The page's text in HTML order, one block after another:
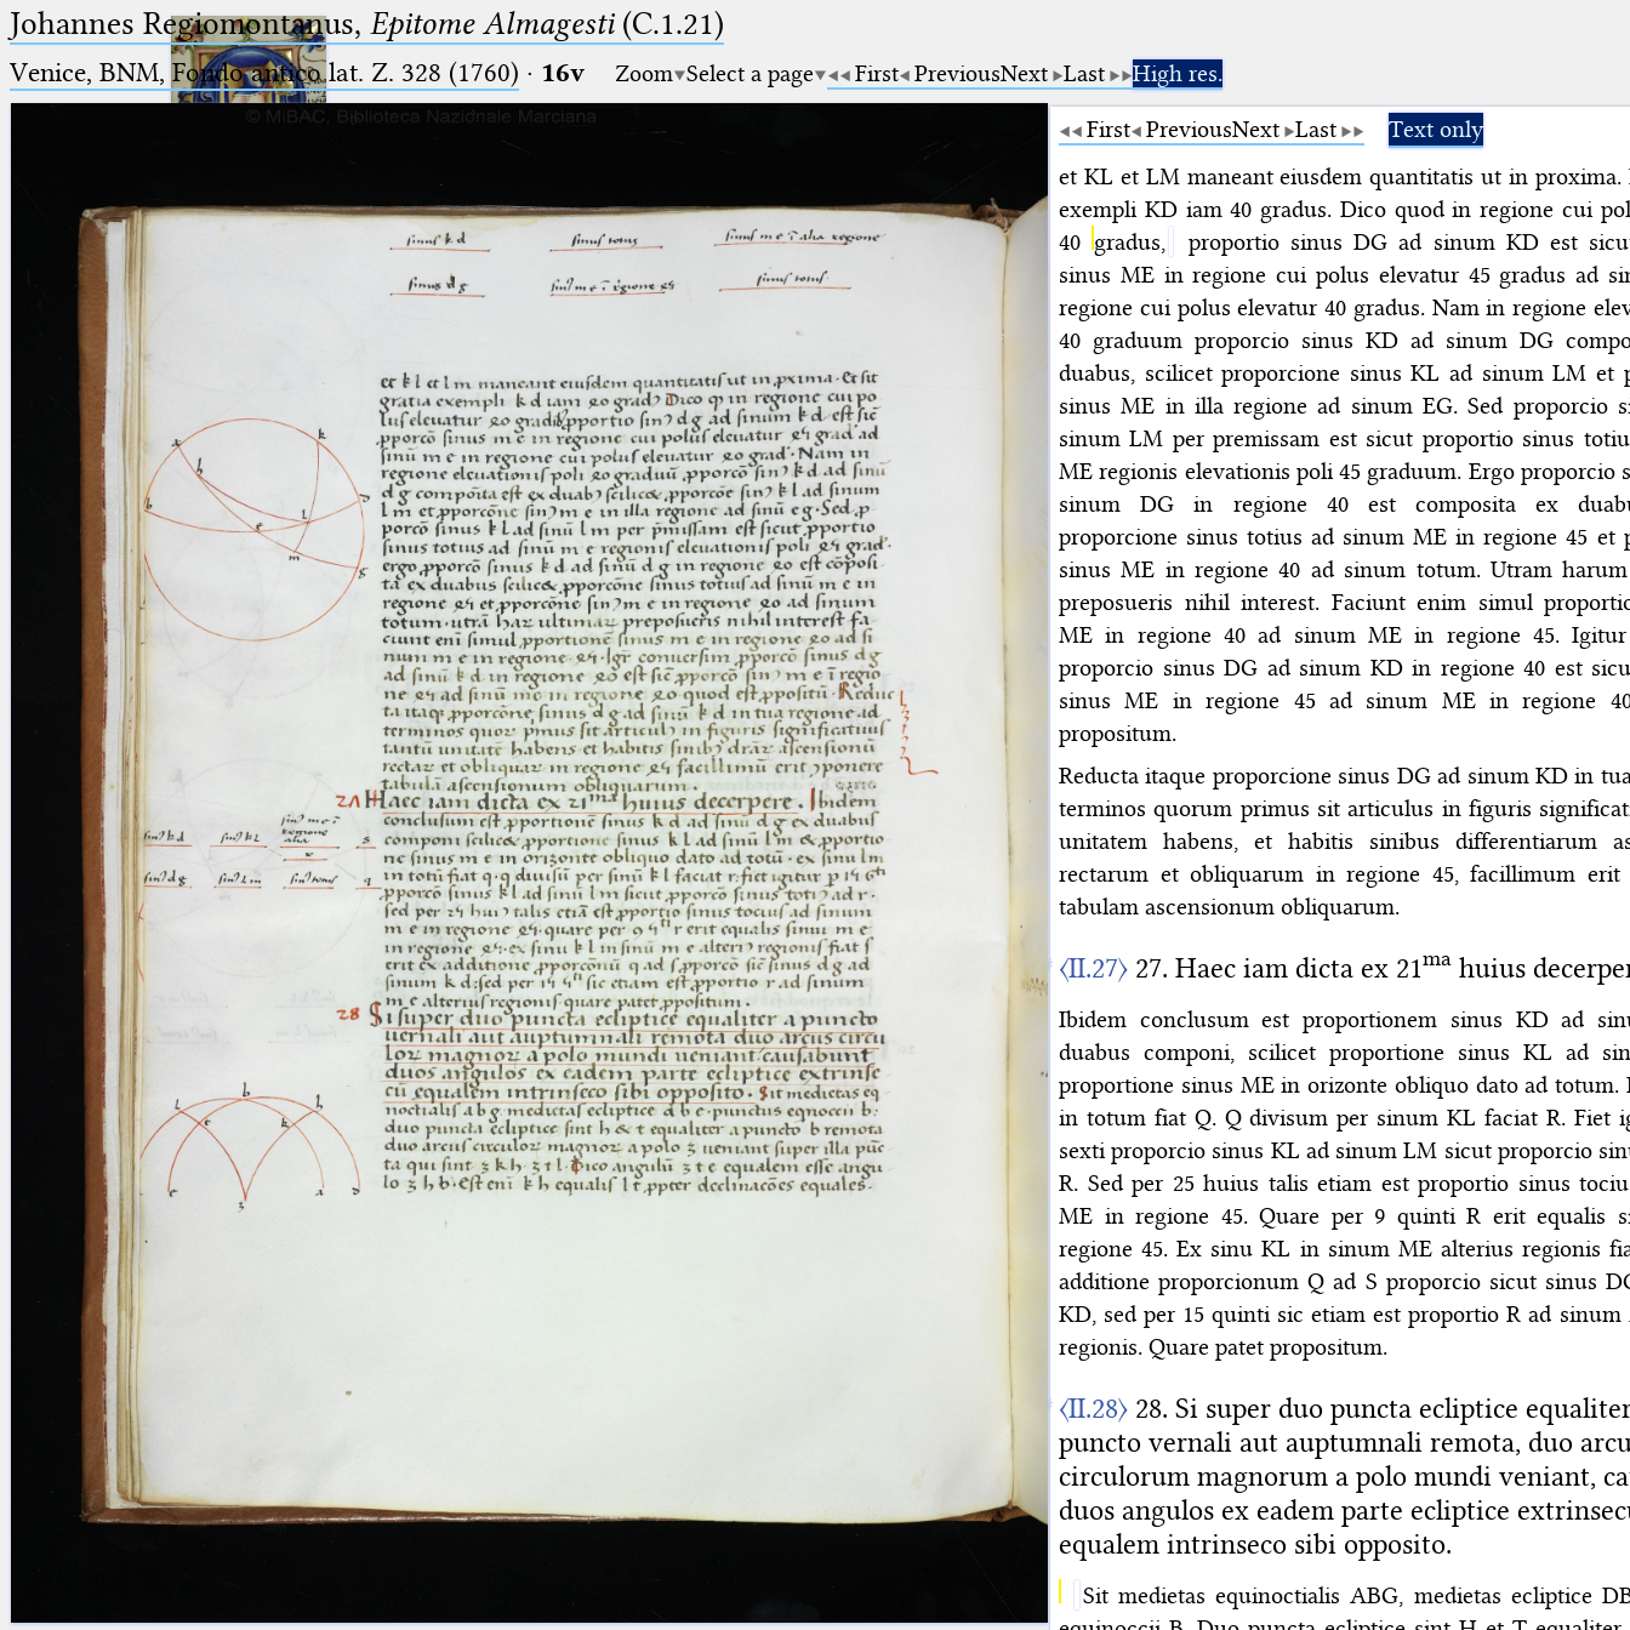
Ptolemaeus
Arabus et Latinus
(the underscore) is the placeholder
for exactly one character.
(the percent sign) is the
placeholder for no, one or more
than one character.
(two percent signs) is the
placeholder for no, one or more
than one character, but not for
blank space (so that a search ends
at word boundaries).
Start
Project
Team
News
Jobs
Conference
Arabic Manuscripts
Latin Manuscripts
Latin Early Prints
Licenses·FAQ Contact·
Impressum
·Privacy· 2013
Print 🖨
Johannes Regiomontanus, Epitome Almagesti(C.1.21)
Venice, BNM, Fondo antico lat. Z. 328 (1760) · 16v Zoom Select a page First PreviousNext Last
High res.
First PreviousNext Last
Text only
et KL et LM maneant eiusdem quantitatis ut in proxima.
exempli KD iam 40 gradus. Dico quod in regione cui
40 gradus,
proportio sinus DG ad sinum KD est
sinus ME in regione cui polus elevatur 45 gradus ad
regione cui polus elevatur 40 gradus. Nam in regione
40 graduum proporcio sinus KD ad sinum DG
duabus, scilicet proporcione sinus KL ad sinum LM et
sinus ME in illa regione ad sinum EG. Sed proporcio
sinum LM per premissam est sicut proportio sinus
ME regionis elevationis poli 45 graduum. Ergo proporcio
sinum DG in regione 40 est composita ex
proporcione sinus totius ad sinum ME in regione 45 et
sinus ME in regione 40 ad sinum totum. Utram
preposueris nihil interest. Faciunt enim simul
ME in regione 40 ad sinum ME in regione 45. Igitur
proporcio sinus DG ad sinum KD in regione 40 est
sinus ME in regione 45 ad sinum ME in regione
propositum.
Reducta itaque proporcione sinus DG ad sinum KD in
terminos quorum primus sit articulus in figuris
unitatem habens, et habitis sinibus differentiarum
rectarum et obliquarum in regione 45, facillimum erit
tabulam ascensionum obliquarum.
〈II.27〉 27. Haec iam dicta ex 21ma huius
Ibidem conclusum est proportionem sinus KD ad
duabus componi, scilicet proportione sinus KL ad
proportione sinus ME in orizonte obliquo dato ad totum.
in totum fiat Q. Q divisum per sinum KL faciat R. Fiet
sexti proporcio sinus KL ad sinum LM sicut proporcio
R. Sed per 25 huius talis etiam est proportio sinus
ME in regione 45. Quare per 9 quinti R erit equalis
regione 45. Ex sinu KL in sinum ME alterius regionis
additione proporcionum Q ad S proporcio sicut sinus
KD, sed per 15 quinti sic etiam est proportio R ad sinum
regionis. Quare patet propositum.
〈II.28〉 28. Si super duo puncta ecliptice
puncto vernali aut auptumnali remota, duo
circulorum magnorum a polo mundi veniant,
duos angulos ex eadem parte ecliptice
equalem intrinseco sibi opposito.
Sit medietas equinoctialis ABG, medietas ecliptice